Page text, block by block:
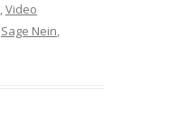
,Video
Sage Nein,